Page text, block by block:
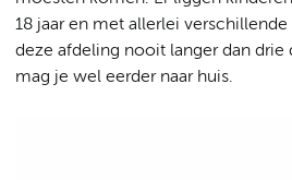
18 jaar en met allerlei
deze afdeling nooit langer dan drie
mag je wel eerder naar huis.